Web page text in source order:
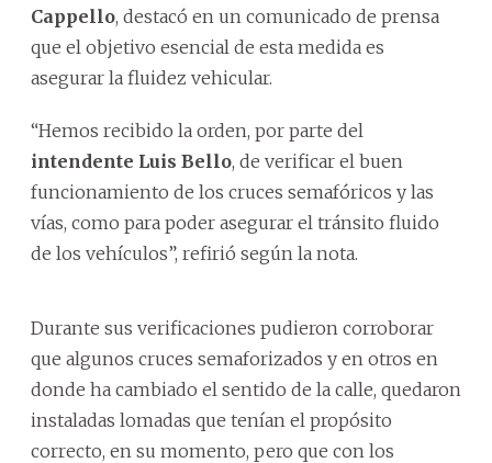
Cappello, destacó en un comunicado de prensa
que el objetivo esencial de esta medida es
asegurar la fluidez vehicular.
“Hemos recibido la orden, por parte del
intendente Luis Bello, de verificar el buen
funcionamiento de los cruces semafóricos y las
vías, como para poder asegurar el tránsito fluido
de los vehículos”, refirió según la nota.
Durante sus verificaciones pudieron corroborar
que algunos cruces semaforizados y en otros en
donde ha cambiado el sentido de la calle, quedaron
instaladas lomadas que tenían el propósito
correcto, en su momento, pero que con los